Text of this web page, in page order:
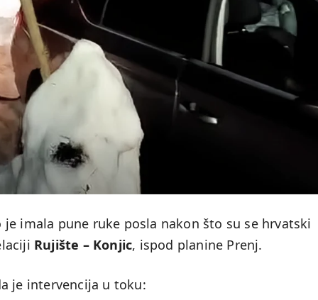
imala pune ruke posla nakon što su se hrvatski
Rujište – Konjic, ispod planine Prenj.
je intervencija u toku: